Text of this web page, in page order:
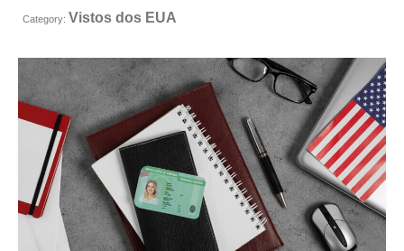
Contacto
Aplicar
Português
Hrvatski( Croata)
Čeština(Tcheco)
Dansk(Dinamarquês
Nederlands ( Holandês )
Category: Vistos dos EUA